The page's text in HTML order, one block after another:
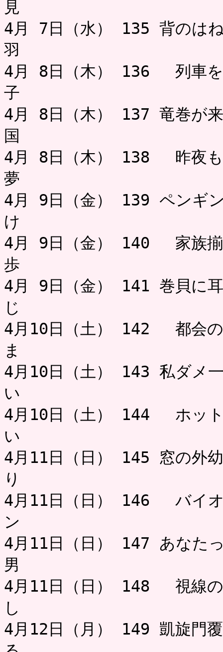
見
4月 7日（水） 135 背のは
羽 ミャ
4月 8日（木） 136 列車を
子 お
4月 8日（木） 137 竜巻が
国
4月 8日（木） 138 昨夜も
夢 ミャ
4月 9日（金） 139 ペンギ
け お
4月 9日（金） 140 家族揃
歩
4月 9日（金） 141 巻貝に
じ
4月10日（土） 142 都会の
ま
4月10日（土） 143 私ダメ
い
4月10日（土） 144 ホット
い ミャー
4月11日（日） 145 窓の外
り
4月11日（日） 146 バイオ
ン ミャ
4月11日（日） 147 あなた
男
4月11日（日） 148 視線の
し
4月12日（月） 149 凱旋門